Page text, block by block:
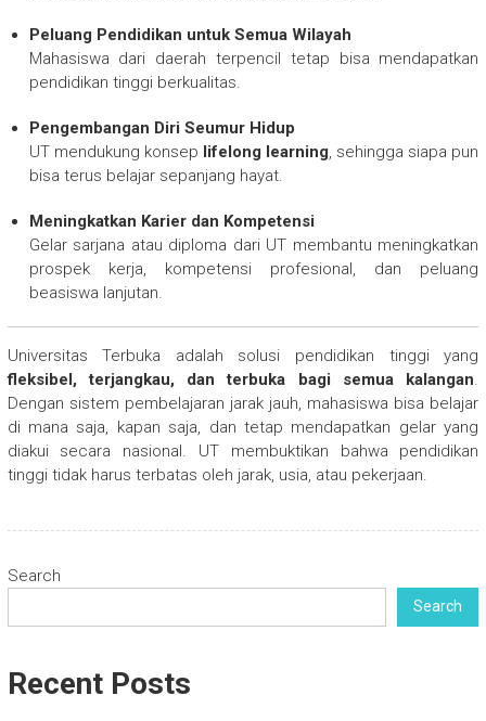
Peluang Pendidikan untuk Semua Wilayah
Mahasiswa dari daerah terpencil tetap bisa mendapatkan
pendidikan tinggi berkualitas.
Pengembangan Diri Seumur Hidup
UT mendukung konsep lifelong learning, sehingga siapa pun
bisa terus belajar sepanjang hayat.
Meningkatkan Karier dan Kompetensi
Gelar sarjana atau diploma dari UT membantu meningkatkan
prospek kerja, kompetensi profesional, dan peluang
beasiswa lanjutan.
Universitas Terbuka adalah solusi pendidikan tinggi yang
fleksibel, terjangkau, dan terbuka bagi semua kalangan.
Dengan sistem pembelajaran jarak jauh, mahasiswa bisa belajar
di mana saja, kapan saja, dan tetap mendapatkan gelar yang
diakui secara nasional. UT membuktikan bahwa pendidikan
tinggi tidak harus terbatas oleh jarak, usia, atau pekerjaan.
Search
Search
Recent Posts